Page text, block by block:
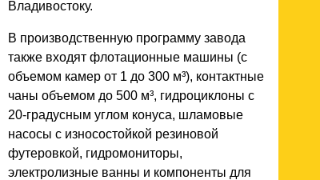
Владивостоку.
В производственную программу завода
также входят флотационные машины (с
объемом камер от 1 до 300 м³), контактные
чаны объемом до 500 м³, гидроциклоны с
20-градусным углом конуса, шламовые
насосы с износостойкой резиновой
футеровкой, гидромониторы,
электролизные ванны и компоненты для